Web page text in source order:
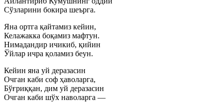
Сўзларини бокира шеърга.
Яна ортга қайтамиз кейин,
Келажакка боқамиз мафтун.
Нимадандир ичикиб, қийин
Ўйлар ичра қоламиз беун.
Кейин яна уй деразасин
Очган каби соф ҳаволарга,
Бўғриққан, дим уй деразасин
Очган каби шўх наволарга —